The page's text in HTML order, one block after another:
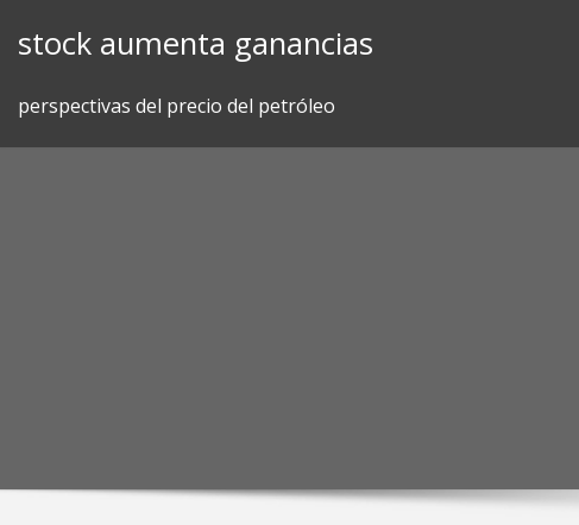
stock aumenta ganancias
perspectivas del precio del petróleo